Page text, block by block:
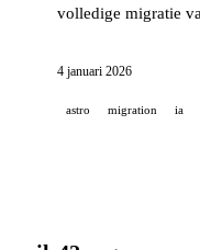
volledige migratie
4 januari 2026
astro migration ia